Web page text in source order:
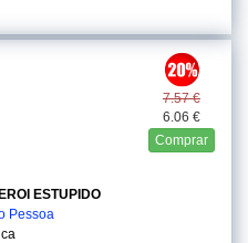
7.57 €
6.06 €
Comprar
ESTUPIDO
Pessoa